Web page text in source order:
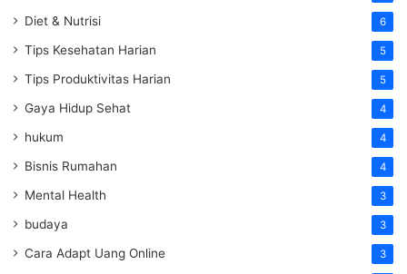
Diet & Nutrisi 6
Tips Kesehatan Harian 5
Tips Produktivitas Harian 5
Gaya Hidup Sehat 4
hukum 4
Bisnis Rumahan 4
Mental Health 3
budaya 3
Cara Adapt Uang Online 3